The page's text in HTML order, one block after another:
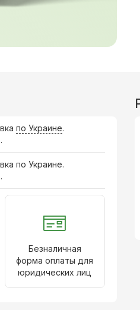
по Украине.
по Украине.
Безналичная
форма оплаты для
юридических лиц